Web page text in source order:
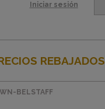
Iniciar sesión
REBAJADOS
BELSTAFF